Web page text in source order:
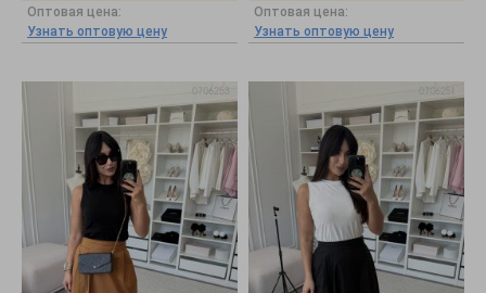
Оптовая цена:
Узнать оптовую цену
Оптовая цена:
Узнать оптовую цену